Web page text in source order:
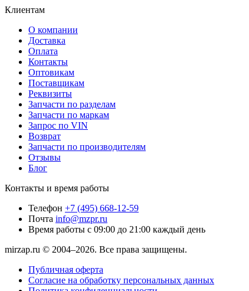
Клиентам
О компании
Доставка
Оплата
Контакты
Оптовикам
Поставщикам
Реквизиты
Запчасти по разделам
Запчасти по маркам
Запрос по VIN
Возврат
Запчасти по производителям
Отзывы
Блог
Контакты и время работы
Телефон +7 (495) 668-12-59
Почта info@mzpr.ru
Время работы с 09:00 до 21:00 каждый день
mirzap.ru © 2004–2026. Все права защищены.
Публичная оферта
Согласие на обработку персональных данных